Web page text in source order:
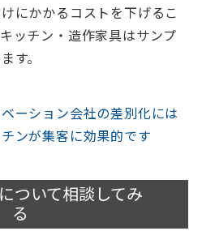
にかかるコストを下げるこ
ッチン・造作家具はサンプ
す。
ーション会社の差別化には
ンが集客に効果的です
ついて相談してみ
る